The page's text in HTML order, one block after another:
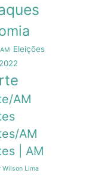
Eleições
AM
AM
| AM
Wilson Lima